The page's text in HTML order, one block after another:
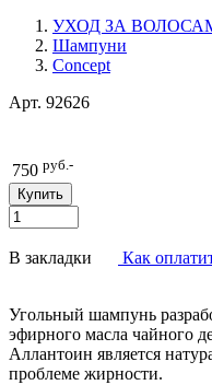
УХОД ЗА
Шампуни
Concept
Арт. 92626
750 руб.-
В закладки Как
Угольный шампунь
эфирного масла чайного
Аллантоин является
проблеме жирности.